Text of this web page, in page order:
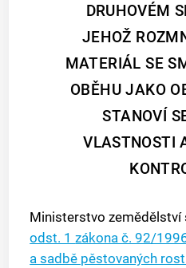
DRUHOVÉM
JEHOŽ
MATERIÁL SE
OBĚHU JAKO
STANOVÍ
VLASTNOSTI
Ministerstvo
odst. 1zákona č. 92/
a sadbě pěstovaných